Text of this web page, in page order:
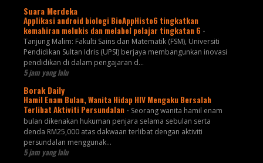
Suara Merdeka
Applikasi android biologi BioAppHisto6 tingkatkan
kemahiran melukis dan melabel pelajar tingkatan 6 -
Tanjung Malim: Fakulti Sains dan Matematik (FSM), Universiti
Pendidikan Sultan Idris (UPSI) berjaya membangunkan inovasi
pendidikan di dalam pengajaran d...
5 jam yang lalu
Borak Daily
Hamil Enam Bulan, Wanita Hidap HIV Mengaku Bersalah
Terlibat Aktiviti Persundalan - Seorang wanita hamil enam
bulan dikenakan hukuman penjara selama sebulan serta
denda RM25,000 atas dakwaan terlibat dengan aktiviti
persundalan menggunak...
5 jam yang lalu